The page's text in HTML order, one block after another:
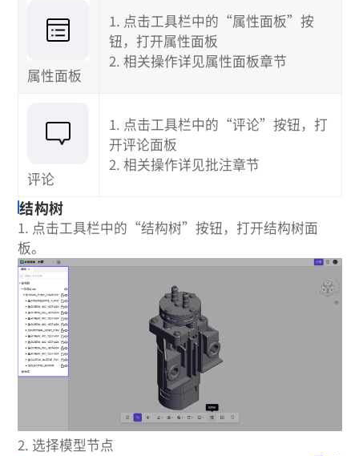
属性面板
1. 点击工具栏中的“属性面板”按
钮，打开属性面板
2. 相关操作详见属性面板章节
评论
1. 点击工具栏中的“评论”按钮，打
开评论面板
2. 相关操作详见批注章节
结构树
1. 点击工具栏中的“结构树”按钮，打开结构树面
板。
2. 选择模型节点